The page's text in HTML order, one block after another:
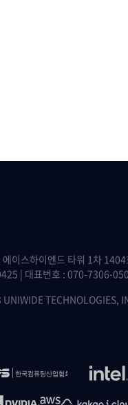
이스하이엔드 타워 1차 1404
| 대표번호 : 070-7306-
TECHNOLOGIES,